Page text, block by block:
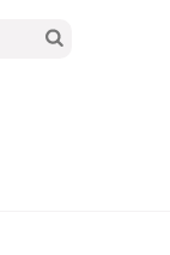
Search